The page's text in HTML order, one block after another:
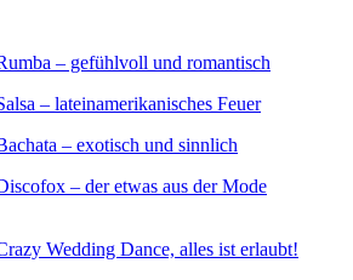
– gefühlvoll und romantisch
– lateinamerikanisches Feuer
– exotisch und sinnlich
– der etwas aus der Mode
Wedding Dance, alles ist erlaubt!